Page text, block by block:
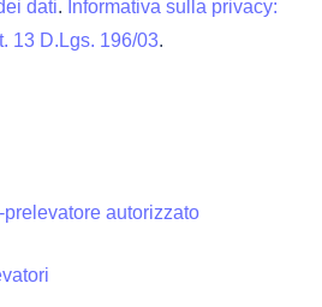
dati. Informativa sulla privacy:
13 D.Lgs. 196/03.
autorizzato